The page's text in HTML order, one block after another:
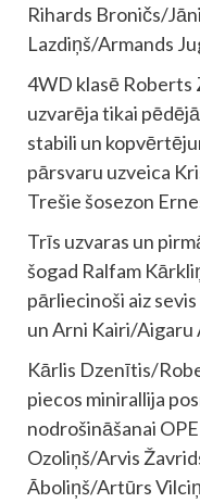
Rihards Broničs/
Lazdiņš/Armands
4WD klasē Roberts
uzvarēja tikai
stabili un
pārsvaru uzveica
Trešie šosezon
Trīs uzvaras un
šogad Ralfam
pārliecinoši aiz
un Arni Kairi/Aigaru
Kārlis Dzenītis/
piecos minirallija
nodrošināšanai
Ozoliņš/Arvis
Āboliņš/Artūrs